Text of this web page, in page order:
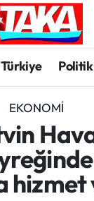
Türkiye
EKONOMI
hizmet
Haritası
Durumu ve